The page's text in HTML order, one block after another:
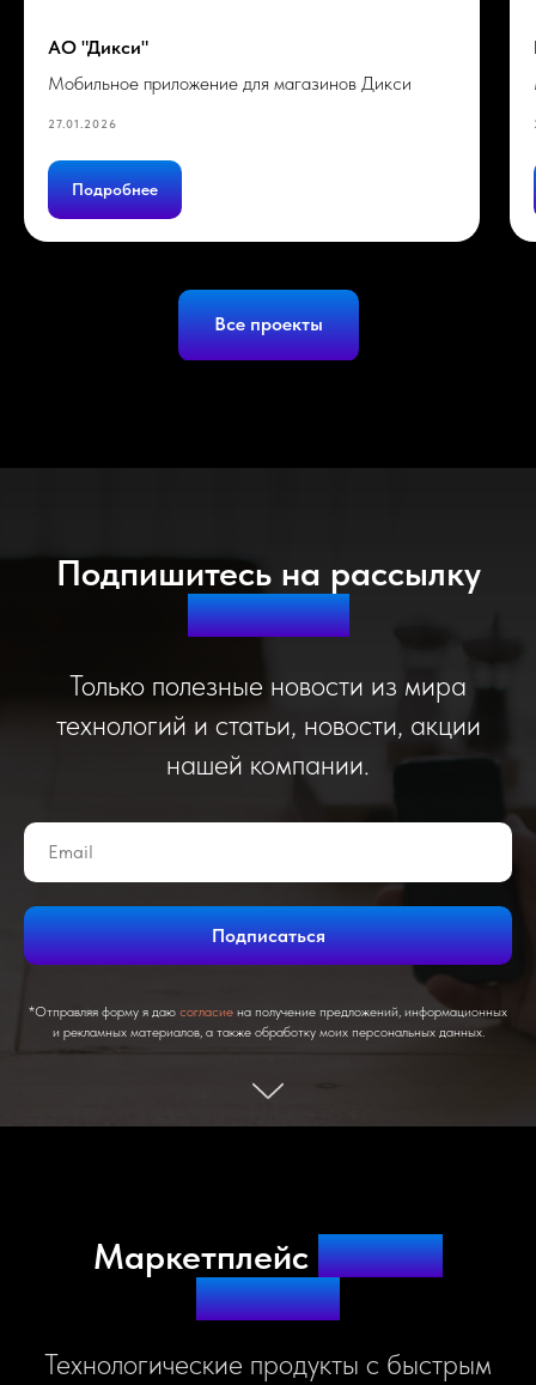
АО "Дикси"
Мобильное приложение для магазинов Дикси
27.01.2026
Подробнее
Все проекты
Подпишитесь на рассылку
дайджест!
Только полезные новости из мира
технологий и статьи, новости, акции
нашей компании.
Email
Подписаться
*Отправляя форму я даю согласие на получение предложений, информационных
и рекламных материалов, а также обработку моих персональных данных.
Маркетплейс готовых
решений
Технологические продукты с быстрым